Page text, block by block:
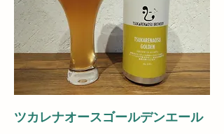
ツカレナオースゴールデンエール